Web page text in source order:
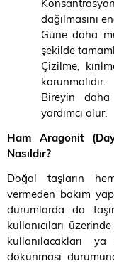
dağılmasını
Güne daha
şekilde
Çizilme,
korunmalıdır.
Bireyin
yardımcı olur.
Ham Aragonit
Nasıldır?
Doğal taşların
vermeden bakım
durumlarda da
kullanıcıları
kullanılacakları
dokunması